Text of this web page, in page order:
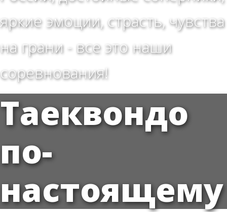
яркие эмоции, страсть, чувства
на грани - все это наши
соревнования!
Таеквондо
по-
настоящему